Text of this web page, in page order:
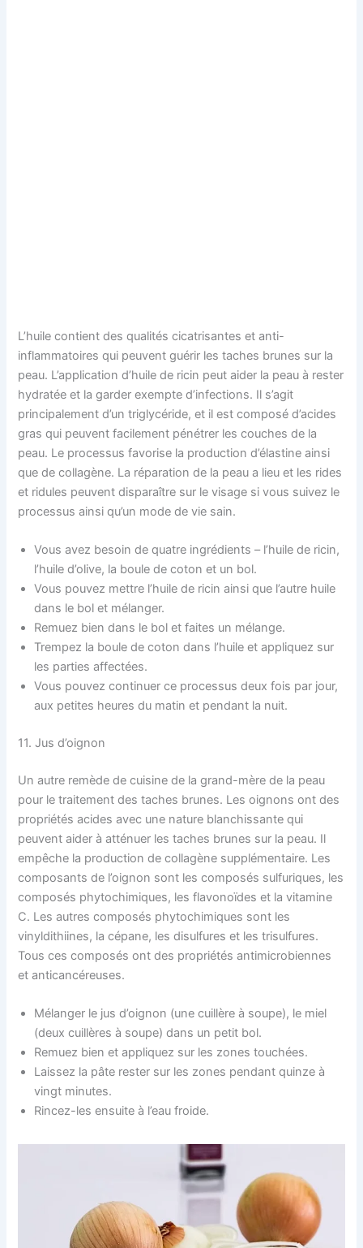
L’huile contient des qualités cicatrisantes et anti-
inflammatoires qui peuvent guérir les taches brunes sur la
peau. L’application d’huile de ricin peut aider la peau à rester
hydratée et la garder exempte d’infections. Il s’agit
principalement d’un triglycéride, et il est composé d’acides
gras qui peuvent facilement pénétrer les couches de la
peau. Le processus favorise la production d’élastine ainsi
que de collagène. La réparation de la peau a lieu et les rides
et ridules peuvent disparaître sur le visage si vous suivez le
processus ainsi qu’un mode de vie sain.
Vous avez besoin de quatre ingrédients – l’huile de ricin,
l’huile d’olive, la boule de coton et un bol.
Vous pouvez mettre l’huile de ricin ainsi que l’autre huile
dans le bol et mélanger.
Remuez bien dans le bol et faites un mélange.
Trempez la boule de coton dans l’huile et appliquez sur
les parties affectées.
Vous pouvez continuer ce processus deux fois par jour,
aux petites heures du matin et pendant la nuit.
11. Jus d’oignon
Un autre remède de cuisine de la grand-mère de la peau
pour le traitement des taches brunes. Les oignons ont des
propriétés acides avec une nature blanchissante qui
peuvent aider à atténuer les taches brunes sur la peau. Il
empêche la production de collagène supplémentaire. Les
composants de l’oignon sont les composés sulfuriques, les
composés phytochimiques, les flavonoïdes et la vitamine
C. Les autres composés phytochimiques sont les
vinyldithiines, la cépane, les disulfures et les trisulfures.
Tous ces composés ont des propriétés antimicrobiennes
et anticancéreuses.
Mélanger le jus d’oignon (une cuillère à soupe), le miel
(deux cuillères à soupe) dans un petit bol.
Remuez bien et appliquez sur les zones touchées.
Laissez la pâte rester sur les zones pendant quinze à
vingt minutes.
Rincez-les ensuite à l’eau froide.